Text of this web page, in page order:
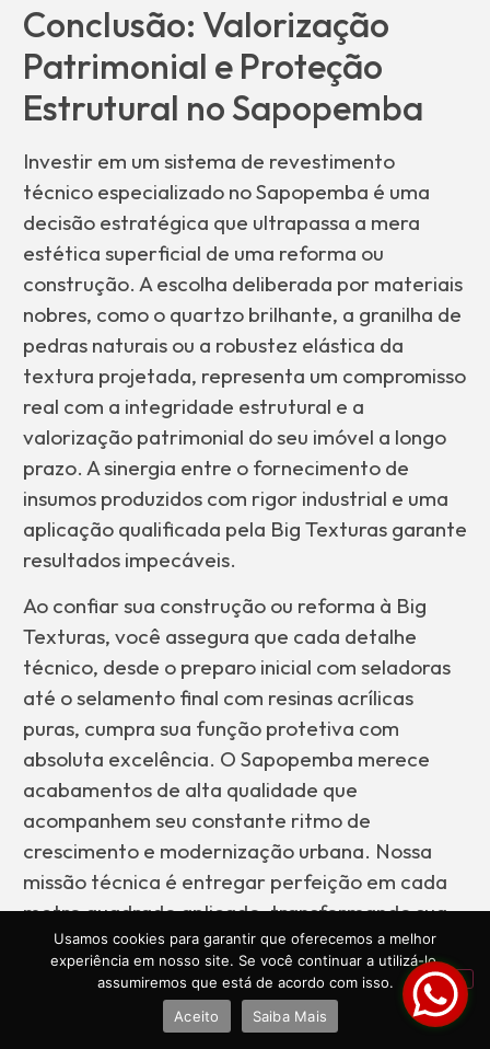
Conclusão: Valorização
Patrimonial e Proteção
Estrutural no Sapopemba
Investir em um sistema de revestimento
técnico especializado no Sapopemba é uma
decisão estratégica que ultrapassa a mera
estética superficial de uma reforma ou
construção. A escolha deliberada por materiais
nobres, como o quartzo brilhante, a granilha de
pedras naturais ou a robustez elástica da
textura projetada, representa um compromisso
real com a integridade estrutural e a
valorização patrimonial do seu imóvel a longo
prazo. A sinergia entre o fornecimento de
insumos produzidos com rigor industrial e uma
aplicação qualificada pela Big Texturas garante
resultados impecáveis.
Ao confiar sua construção ou reforma à Big
Texturas, você assegura que cada detalhe
técnico, desde o preparo inicial com seladoras
até o selamento final com resinas acrílicas
puras, cumpra sua função protetiva com
absoluta excelência. O Sapopemba merece
acabamentos de alta qualidade que
acompanhem seu constante ritmo de
crescimento e modernização urbana. Nossa
missão técnica é entregar perfeição em cada
metro quadrado aplicado, transformando sua
visão arquitetônica em uma realidade
concreta, duradoura e esteticamente
impecável para o futuro da sua obra na Zona
Usamos cookies para garantir que oferecemos a melhor
experiência em nosso site. Se você continuar a utilizá-lo,
assumiremos que está de acordo com isso.
Aceito
Saiba Mais